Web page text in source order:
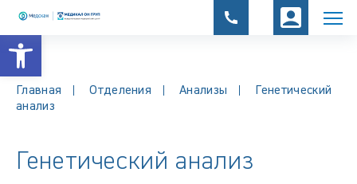
Открыть панель инструментов
Главная Отделения Анализы
Генетический
анализ
Генетический анализ